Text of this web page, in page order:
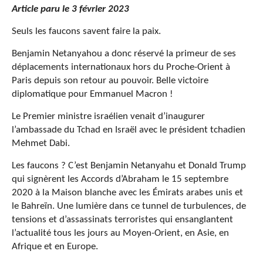
Article paru le 3 février 2023
Seuls les faucons savent faire la paix.
Benjamin Netanyahou a donc réservé la primeur de ses
déplacements internationaux hors du Proche-Orient à
Paris depuis son retour au pouvoir. Belle victoire
diplomatique pour Emmanuel Macron !
Le Premier ministre israélien venait d’inaugurer
l’ambassade du Tchad en Israël avec le président tchadien
Mehmet Dabi.
Les faucons ? C’est Benjamin Netanyahu et Donald Trump
qui signèrent les Accords d’Abraham le 15 septembre
2020 à la Maison blanche avec les Émirats arabes unis et
le Bahreïn. Une lumière dans ce tunnel de turbulences, de
tensions et d’assassinats terroristes qui ensanglantent
l’actualité tous les jours au Moyen-Orient, en Asie, en
Afrique et en Europe.